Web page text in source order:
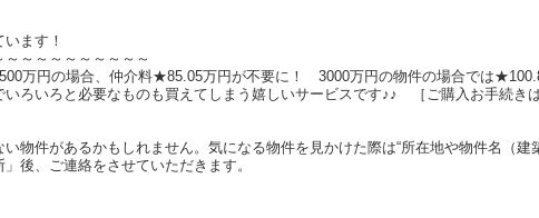
ます！
～～～～～～～～～
万円の場合、仲介料★85.05万円が不要に！ 3000万円の物件の場合では
いろいろと必要なものも買えてしまう嬉しいサービスです♪♪ ［ご購入お手続き
物件があるかもしれません。気になる物件を見かけた際は“所在地や物件名（建
後、ご連絡をさせていただきます。